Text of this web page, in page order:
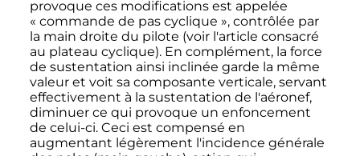
provoque ces modifications est appelée
« commande de pas cyclique », contrôlée par
la main droite du pilote (voir l'article consacré
au plateau cyclique). En complément, la force
de sustentation ainsi inclinée garde la même
valeur et voit sa composante verticale, servant
effectivement à la sustentation de l'aéronef,
diminuer ce qui provoque un enfoncement
de celui-ci. Ceci est compensé en
augmentant légèrement l'incidence générale